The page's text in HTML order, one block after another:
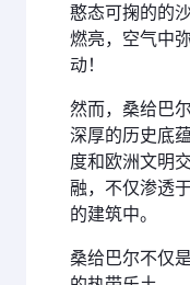
憨态可掬的的
燃亮，空气中
动！
然而，桑给巴
深厚的历史底
度和欧洲文明
融，不仅渗透
的建筑中。
桑给巴尔不仅